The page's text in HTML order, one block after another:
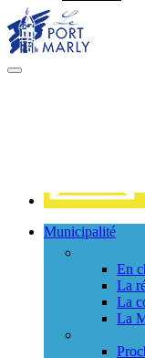
MENU
Municipalité
En
La
La
La